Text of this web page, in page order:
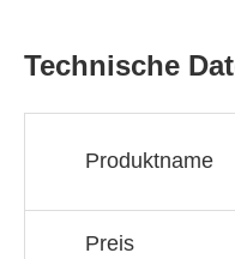
Technische
Produktname
Preis